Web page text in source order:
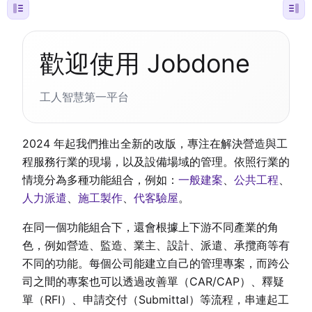
歡迎使用 Jobdone
工人智慧第一平台
2024 年起我們推出全新的改版，專注在解決營造與工
程服務行業的現場，以及設備場域的管理。依照行業的
情境分為多種功能組合，例如： 一般建案、 公共工程、
人力派遣、 施工製作、 代客驗屋。
在同一個功能組合下，還會根據上下游不同產業的角
色，例如營造、監造、業主、設計、派遣、承攬商等有
不同的功能。每個公司能建立自己的管理專案，而跨公
司之間的專案也可以透過改善單（CAR/CAP）、釋疑
單（RFI）、申請交付（Submittal）等流程，串連起工